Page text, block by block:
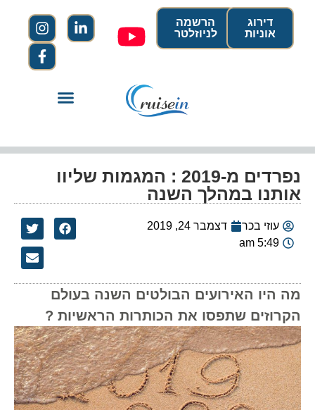
הרשמה
לניוזלטר
דירוג
אוניות
נפרדים מ-2019 : המגמות שליוו
אותנו במהלך השנה
עוזי בכר
דצמבר 24, 2019
5:49 am
מה היו האירועים הבולטים השנה בעולם
הקרוזים שתפסו את הכותרות הראשיות ?